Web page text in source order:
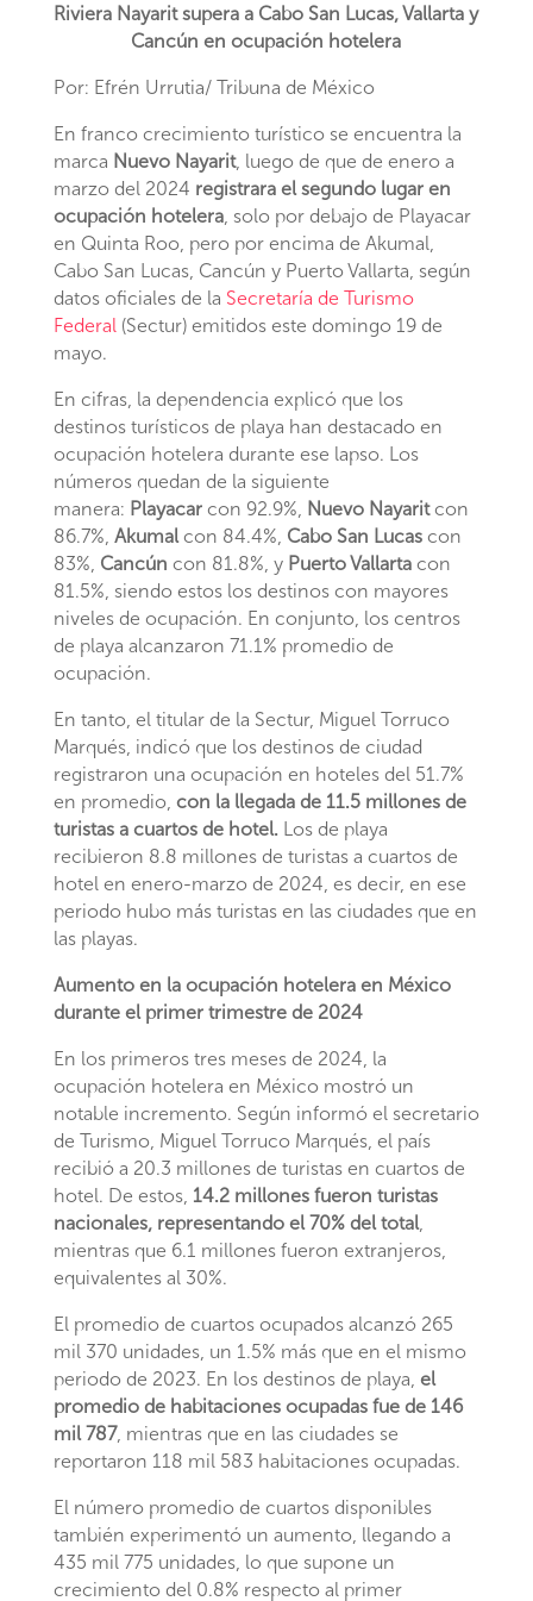
Riviera Nayarit supera a Cabo San Lucas, Vallarta y
Cancún en ocupación hotelera
Por: Efrén Urrutia/ Tribuna de México
En franco crecimiento turístico se encuentra la
marca Nuevo Nayarit, luego de que de enero a
marzo del 2024 registrara el segundo lugar en
ocupación hotelera, solo por debajo de Playacar
en Quinta Roo, pero por encima de Akumal,
Cabo San Lucas, Cancún y Puerto Vallarta, según
datos oficiales de la Secretaría de Turismo
Federal (Sectur) emitidos este domingo 19 de
mayo.
En cifras, la dependencia explicó que los
destinos turísticos de playa han destacado en
ocupación hotelera durante ese lapso. Los
números quedan de la siguiente
manera: Playacarcon 92.9%, Nuevo Nayaritcon
86.7%, Akumalcon 84.4%, Cabo San Lucascon
83%, Cancún con 81.8%, y Puerto Vallartacon
81.5%, siendo estos los destinos con mayores
niveles de ocupación. En conjunto, los centros
de playa alcanzaron 71.1% promedio de
ocupación.
En tanto, el titular de la Sectur, Miguel Torruco
Marqués, indicó que los destinos de ciudad
registraron una ocupación en hoteles del 51.7%
en promedio, con la llegada de 11.5 millones de
turistas a cuartos de hotel. Los de playa
recibieron 8.8 millones de turistas a cuartos de
hotel en enero-marzo de 2024, es decir, en ese
periodo hubo más turistas en las ciudades que en
las playas.
Aumento en la ocupación hotelera en México
durante el primer trimestre de 2024
En los primeros tres meses de 2024, la
ocupación hotelera en México mostró un
notable incremento. Según informó el secretario
de Turismo, Miguel Torruco Marqués, el país
recibió a 20.3 millones de turistas en cuartos de
hotel. De estos, 14.2 millones fueron turistas
nacionales, representando el 70% del total,
mientras que 6.1 millones fueron extranjeros,
equivalentes al 30%.
El promedio de cuartos ocupados alcanzó 265
mil 370 unidades, un 1.5% más que en el mismo
periodo de 2023. En los destinos de playa, el
promedio de habitaciones ocupadas fue de 146
mil 787, mientras que en las ciudades se
reportaron 118 mil 583 habitaciones ocupadas.
El número promedio de cuartos disponibles
también experimentó un aumento, llegando a
435 mil 775 unidades, lo que supone un
crecimiento del 0.8% respecto al primer